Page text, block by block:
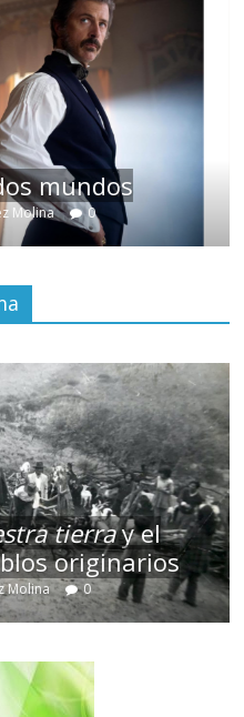
mundos
Molina 0
tierray el
originarios
Molina 0